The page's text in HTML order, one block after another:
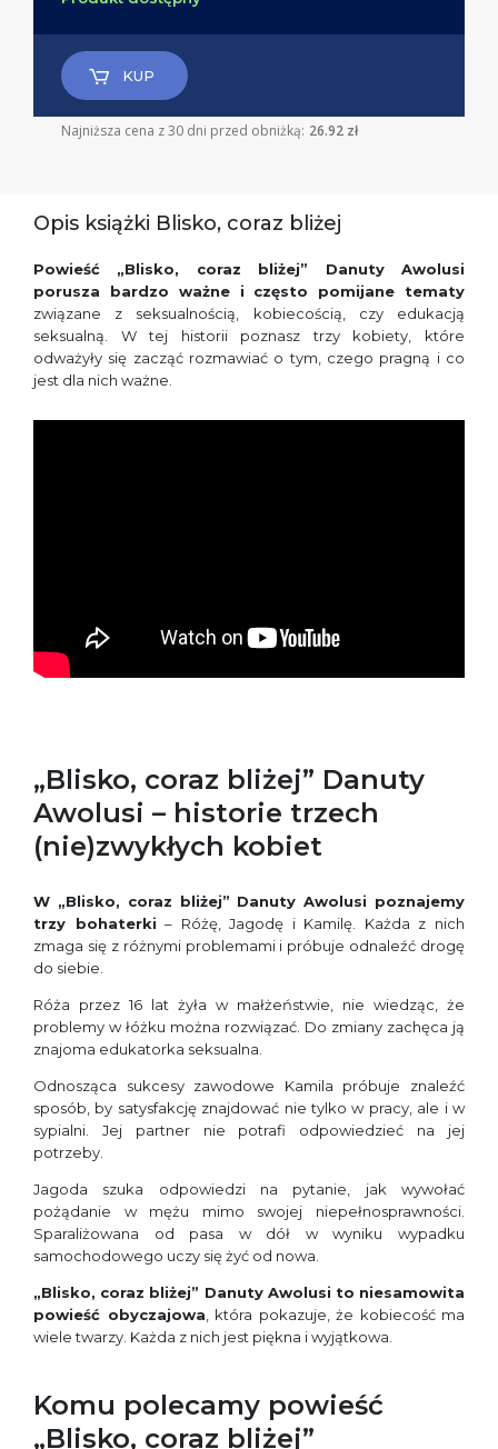
KUP
Najniższa cena z 30 dni przed obniżką: 26.92 zł
Opis książki Blisko, coraz bliżej
Powieść „Blisko, coraz bliżej” Danuty Awolusi
porusza bardzo ważne i często pomijane tematy
związane z seksualnością, kobiecością, czy edukacją
seksualną. W tej historii poznasz trzy kobiety, które
odważyły się zacząć rozmawiać o tym, czego pragną i co
jest dla nich ważne.
„Blisko, coraz bliżej” Danuty
Awolusi – historie trzech
(nie)zwykłych kobiet
W „Blisko, coraz bliżej” Danuty Awolusi poznajemy
trzy bohaterki – Różę, Jagodę i Kamilę. Każda z nich
zmaga się z różnymi problemami i próbuje odnaleźć drogę
do siebie.
Róża przez 16 lat żyła w małżeństwie, nie wiedząc, że
problemy w łóżku można rozwiązać. Do zmiany zachęca ją
znajoma edukatorka seksualna.
Odnosząca sukcesy zawodowe Kamila próbuje znaleźć
sposób, by satysfakcję znajdować nie tylko w pracy, ale i w
sypialni. Jej partner nie potrafi odpowiedzieć na jej
potrzeby.
Jagoda szuka odpowiedzi na pytanie, jak wywołać
pożądanie w mężu mimo swojej niepełnosprawności.
Sparaliżowana od pasa w dół w wyniku wypadku
samochodowego uczy się żyć od nowa.
„Blisko, coraz bliżej” Danuty Awolusi to niesamowita
powieść obyczajowa , która pokazuje, że kobiecość ma
wiele twarzy. Każda z nich jest piękna i wyjątkowa.
Komu polecamy powieść
„Blisko, coraz bliżej”